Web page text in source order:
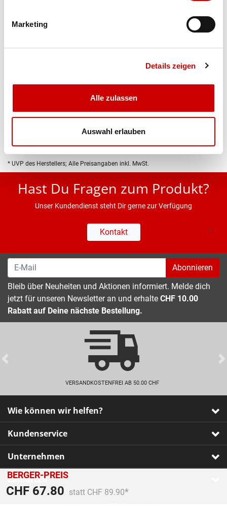
Marketing
Details zeigen
Alle zulassen
Auswahl erlauben
BERGER-PREIS
CHF 67.80 Preis reduziert von
statt CHF 89.90
An
Bis 17:00 Uhr bestellen: morgen geliefert - ab CHF 50.00
Produktbeschreibung
* UVP des Herstellers; Alle Preisangaben inkl. MwSt.
Hast Du Fragen zum Produkt?
Unser Kundendienst steht Dir gerne zur Verfügung
Kontakt
Abonnieren
Bleib über Neuheiten und Aktionen informiert. Melde dich
jetzt für unseren Newsletter an und erhalte CHF 10.00
Rabatt auf Deine nächste Bestellung.
VERSANDKOSTENFREI AB 50.00 CHF
Previous
Wie können wir helfen?
Kundenservice
Unternehmen
Zahlarten